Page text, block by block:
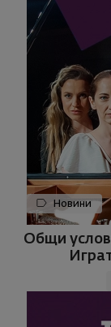
Новини
Общи